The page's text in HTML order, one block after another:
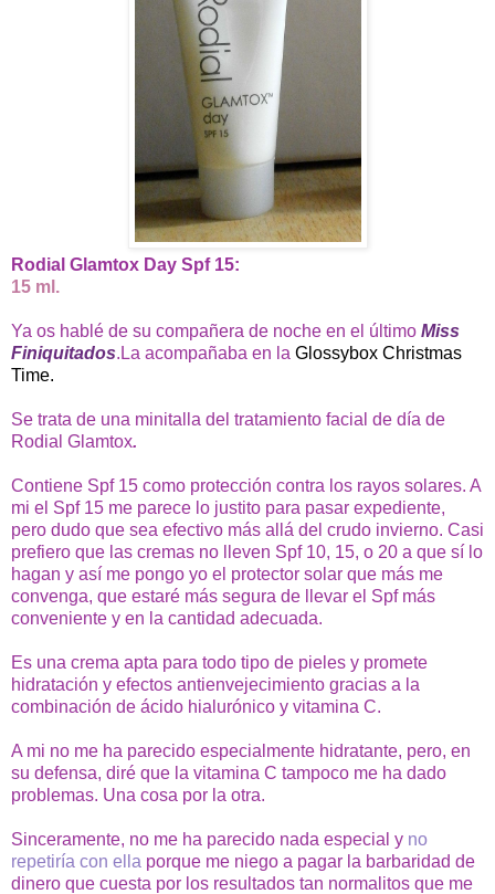
Rodial Glamtox Day Spf 15:
15 ml.
Ya os hablé de su compañera de noche en el último Miss
Finiquitados.La acompañaba en la Glossybox Christmas
Time.
Se trata de una minitalla del tratamiento facial de día de
Rodial Glamtox.
Contiene Spf 15 como protección contra los rayos solares. A
mi el Spf 15 me parece lo justito para pasar expediente,
pero dudo que sea efectivo más allá del crudo invierno. Casi
prefiero que las cremas no lleven Spf 10, 15, o 20 a que sí lo
hagan y así me pongo yo el protector solar que más me
convenga, que estaré más segura de llevar el Spf más
conveniente y en la cantidad adecuada.
Es una crema apta para todo tipo de pieles y promete
hidratación y efectos antienvejecimiento gracias a la
combinación de ácido hialurónico y vitamina C.
A mi no me ha parecido especialmente hidratante, pero, en
su defensa, diré que la vitamina C tampoco me ha dado
problemas. Una cosa por la otra.
Sinceramente, no me ha parecido nada especial y no
repetiría con ella porque me niego a pagar la barbaridad de
dinero que cuesta por los resultados tan normalitos que me